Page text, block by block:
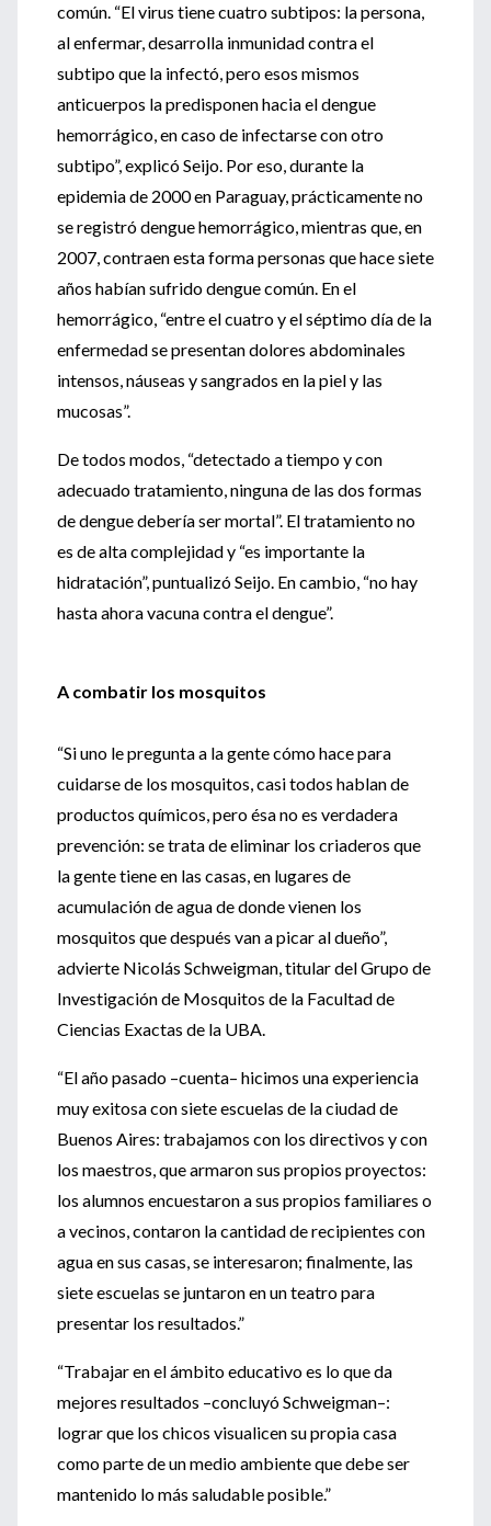
común. “El virus tiene cuatro subtipos: la persona,
al enfermar, desarrolla inmunidad contra el
subtipo que la infectó, pero esos mismos
anticuerpos la predisponen hacia el dengue
hemorrágico, en caso de infectarse con otro
subtipo”, explicó Seijo. Por eso, durante la
epidemia de 2000 en Paraguay, prácticamente no
se registró dengue hemorrágico, mientras que, en
2007, contraen esta forma personas que hace siete
años habían sufrido dengue común. En el
hemorrágico, “entre el cuatro y el séptimo día de la
enfermedad se presentan dolores abdominales
intensos, náuseas y sangrados en la piel y las
mucosas”.
De todos modos, “detectado a tiempo y con
adecuado tratamiento, ninguna de las dos formas
de dengue debería ser mortal”. El tratamiento no
es de alta complejidad y “es importante la
hidratación”, puntualizó Seijo. En cambio, “no hay
hasta ahora vacuna contra el dengue”.
A combatir los mosquitos
“Si uno le pregunta a la gente cómo hace para
cuidarse de los mosquitos, casi todos hablan de
productos químicos, pero ésa no es verdadera
prevención: se trata de eliminar los criaderos que
la gente tiene en las casas, en lugares de
acumulación de agua de donde vienen los
mosquitos que después van a picar al dueño”,
advierte Nicolás Schweigman, titular del Grupo de
Investigación de Mosquitos de la Facultad de
Ciencias Exactas de la UBA.
“El año pasado –cuenta– hicimos una experiencia
muy exitosa con siete escuelas de la ciudad de
Buenos Aires: trabajamos con los directivos y con
los maestros, que armaron sus propios proyectos:
los alumnos encuestaron a sus propios familiares o
a vecinos, contaron la cantidad de recipientes con
agua en sus casas, se interesaron; finalmente, las
siete escuelas se juntaron en un teatro para
presentar los resultados.”
“Trabajar en el ámbito educativo es lo que da
mejores resultados –concluyó Schweigman–:
lograr que los chicos visualicen su propia casa
como parte de un medio ambiente que debe ser
mantenido lo más saludable posible.”